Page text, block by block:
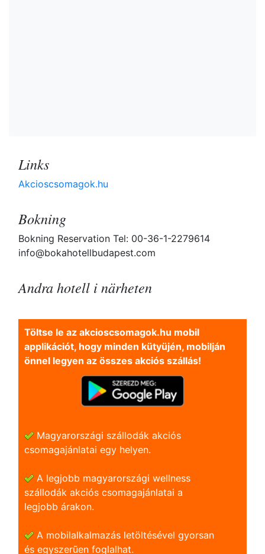
Links
Akcioscsomagok.hu
Bokning
Bokning Reservation Tel: 00-36-1-2279614
info@bokahotellbudapest.com
Andra hotell i närheten
Töltse le az akcioscsomagok.hu mobil
applikációt, hogy minden kütyüjén, mobilján
önnel legyen az összes akciós szállás!
Magyarországi szállodák akciós
csomagajánlatai egy helyen.
A legjobb magyarországi wellness
szállodák akciós csomagajánlatai a
legjobb árakon.
A mobilalkalmazás letöltésével gyorsan
és egyszerũen foglalhat.